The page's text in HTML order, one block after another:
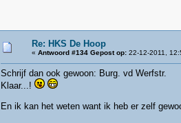
Re: HKS De Hoop
« Antwoord #134 Gepost op:22-12-2011,
Schrijf dan ook gewoon: Burg. vd Werfstr.
Klaar...!
En ik kan het weten want ik heb er zelf